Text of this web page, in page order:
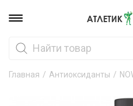
Главная / Антиоксиданты /